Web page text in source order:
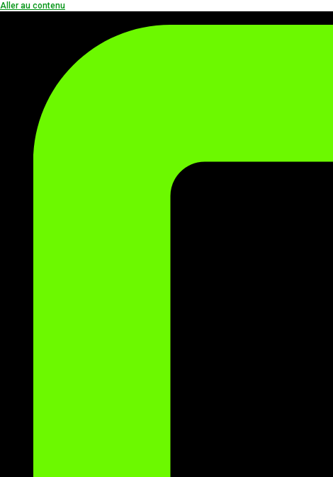
Aller au contenu